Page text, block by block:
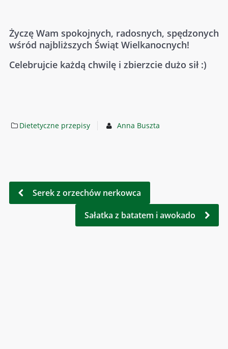
Życzę Wam spokojnych, radosnych, spędzonych
wśród najbliższych Świąt Wielkanocnych!
Celebrujcie każdą chwilę i zbierzcie dużo sił :)
Dietetyczne przepisy Anna Buszta
Serek z orzechów nerkowca
Sałatka z batatem i awokado